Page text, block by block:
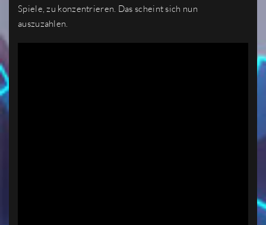
Spiele, zu konzentrieren. Das scheint sich nun
auszuzahlen.